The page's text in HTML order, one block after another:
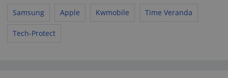
Samsung
Apple Kwmobile Time Veranda
Tech-Protect